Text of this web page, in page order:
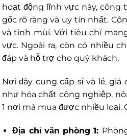
hoạt động lĩnh vực này,
gốc rõ ràng và uy tín nhất.
và tinh mùi. Với tiêu chí
vực. Ngoài ra, còn có nhiều
đáp và hỗ trợ cho quý khách.
Nơi đây cung cấp sỉ và lẻ,
như hóa chất công nghiệp,
1 nơi mà mua được nhiều
Địa chỉ văn phòng 1: